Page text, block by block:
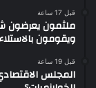
قبل 17 ساعة
ملثمون يعرضون
ويقومون
قبل 19 ساعة
المجلس